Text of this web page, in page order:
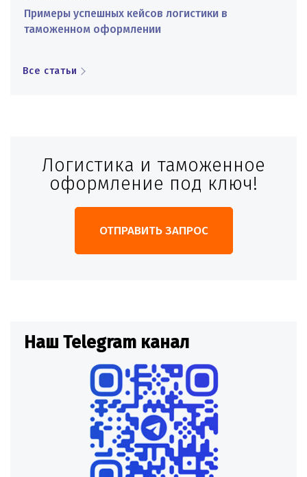
Примеры успешных кейсов логистики в
таможенном оформлении
Все статьи
Логистика и таможенное
оформление под ключ!
ОТПРАВИТЬ ЗАПРОС
Наш Telegram канал